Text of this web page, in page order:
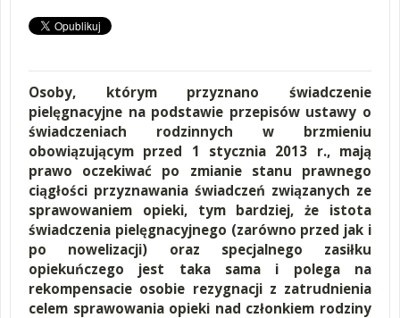
Osoby, którym przyznano świadczenie
pielęgnacyjne na podstawie przepisów ustawy o
świadczeniach rodzinnych w brzmieniu
obowiązującym przed 1 stycznia 2013 r., mają
prawo oczekiwać po zmianie stanu prawnego
ciągłości przyznawania świadczeń związanych ze
sprawowaniem opieki, tym bardziej, że istota
świadczenia pielęgnacyjnego (zarówno przed jak i
po nowelizacji) oraz specjalnego zasiłku
opiekuńczego jest taka sama i polega na
rekompensacie osobie rezygnacji z zatrudnienia
celem sprawowania opieki nad członkiem rodziny